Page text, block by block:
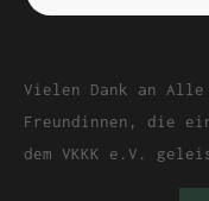
Vielen Dank an Alle
Freundinnen, die
dem VKKK e.V.
Dein Weg zu
Kontakt